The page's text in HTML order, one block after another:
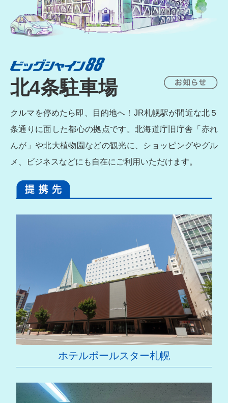
北4条駐車場
クルマを停めたら即、目的地へ！JR札幌駅が間近な北５
条通りに面した都心の拠点です。北海道庁旧庁舎「赤れ
んが」や北大植物園などの観光に、ショッピングやグル
メ、ビジネスなどにも自在にご利用いただけます。
ホテルポールスター札幌